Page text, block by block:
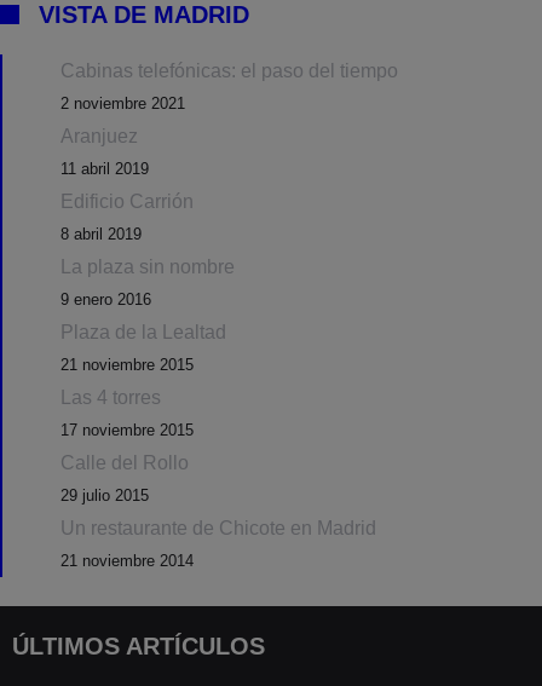
VISTA DE MADRID
Cabinas telefónicas: el paso del tiempo
2 noviembre 2021
Aranjuez
11 abril 2019
Edificio Carrión
8 abril 2019
La plaza sin nombre
9 enero 2016
Plaza de la Lealtad
21 noviembre 2015
Las 4 torres
17 noviembre 2015
Calle del Rollo
29 julio 2015
Un restaurante de Chicote en Madrid
21 noviembre 2014
ÚLTIMOS ARTÍCULOS